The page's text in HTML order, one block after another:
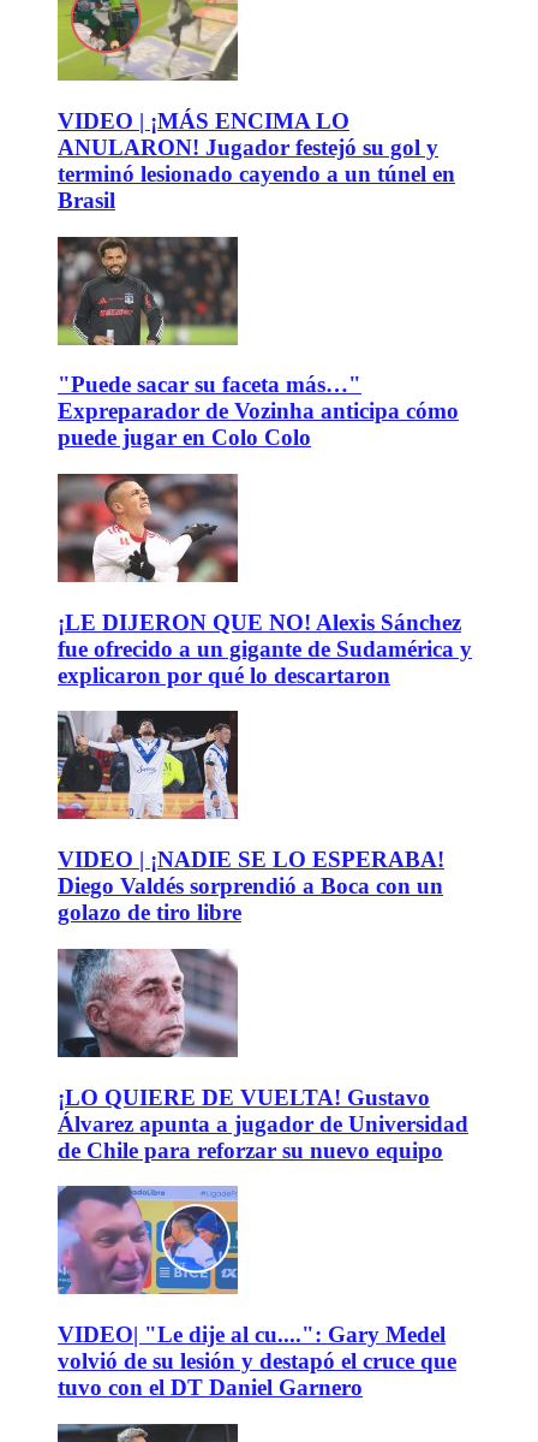
VIDEO | ¡MÁS ENCIMA LO
ANULARON! Jugador festejó su gol y
terminó lesionado cayendo a un túnel en
Brasil
"Puede sacar su faceta más…"
Expreparador de Vozinha anticipa cómo
puede jugar en Colo Colo
¡LE DIJERON QUE NO! Alexis Sánchez
fue ofrecido a un gigante de Sudamérica y
explicaron por qué lo descartaron
VIDEO | ¡NADIE SE LO ESPERABA!
Diego Valdés sorprendió a Boca con un
golazo de tiro libre
¡LO QUIERE DE VUELTA! Gustavo
Álvarez apunta a jugador de Universidad
de Chile para reforzar su nuevo equipo
VIDEO| "Le dije al cu....": Gary Medel
volvió de su lesión y destapó el cruce que
tuvo con el DT Daniel Garnero